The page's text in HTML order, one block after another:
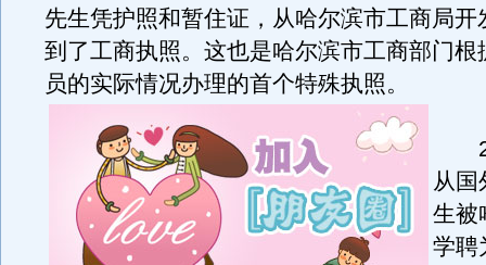
先生凭护照和暂住证，从哈尔滨市工商局开
到了工商执照。这也是哈尔滨市工商部门根
员的实际情况办理的首个特殊执照。
从国
生被
学聘